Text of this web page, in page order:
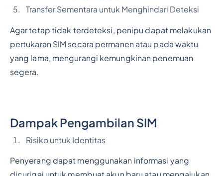
Transfer Sementara untuk Menghindari Deteksi
Agar tetap tidak terdeteksi, penipu dapat melakukan
pertukaran SIM secara permanen atau pada waktu
yang lama, mengurangi kemungkinan penemuan
segera.
Dampak Pengambilan SIM
Risiko untuk Identitas
Penyerang dapat menggunakan informasi yang